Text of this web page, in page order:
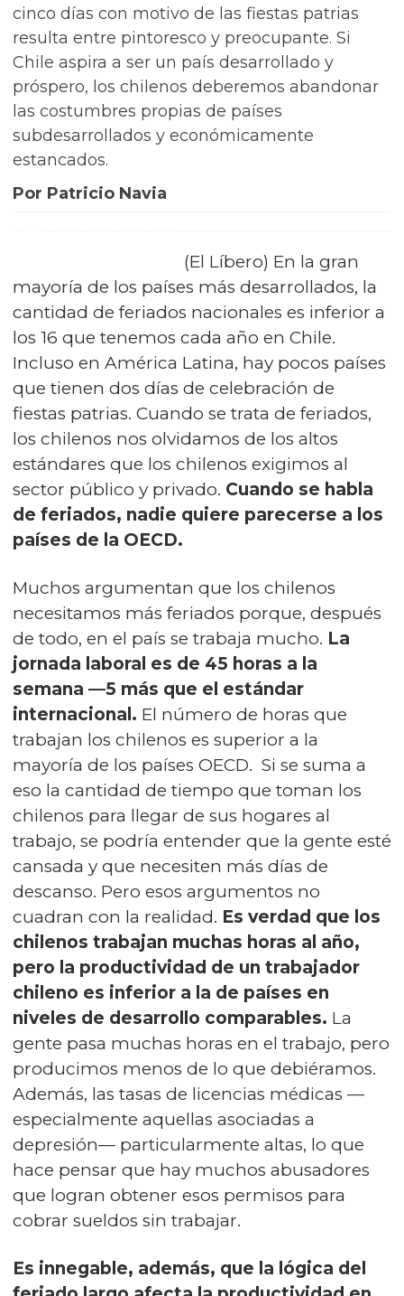
cinco días con motivo de las fiestas patrias
resulta entre pintoresco y preocupante. Si
Chile aspira a ser un país desarrollado y
próspero, los chilenos deberemos abandonar
las costumbres propias de países
subdesarrollados y económicamente
estancados.
Por Patricio Navia
(El Líbero) En la gran
mayoría de los países más desarrollados, la
cantidad de feriados nacionales es inferior a
los 16 que tenemos cada año en Chile.
Incluso en América Latina, hay pocos países
que tienen dos días de celebración de
fiestas patrias. Cuando se trata de feriados,
los chilenos nos olvidamos de los altos
estándares que los chilenos exigimos al
sector público y privado. Cuando se habla
de feriados, nadie quiere parecerse a los
países de la OECD.
Muchos argumentan que los chilenos
necesitamos más feriados porque, después
de todo, en el país se trabaja mucho. La
jornada laboral es de 45 horas a la
semana —5 más que el estándar
internacional. El número de horas que
trabajan los chilenos es superior a la
mayoría de los países OECD. Si se suma a
eso la cantidad de tiempo que toman los
chilenos para llegar de sus hogares al
trabajo, se podría entender que la gente esté
cansada y que necesiten más días de
descanso. Pero esos argumentos no
cuadran con la realidad. Es verdad que los
chilenos trabajan muchas horas al año,
pero la productividad de un trabajador
chileno es inferior a la de países en
niveles de desarrollo comparables. La
gente pasa muchas horas en el trabajo, pero
producimos menos de lo que debiéramos.
Además, las tasas de licencias médicas —
especialmente aquellas asociadas a
depresión— particularmente altas, lo que
hace pensar que hay muchos abusadores
que logran obtener esos permisos para
cobrar sueldos sin trabajar.
Es innegable, además, que la lógica del